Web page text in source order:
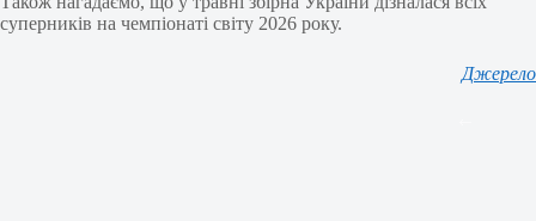
суперників на чемпіонаті світу 2026 року.
Джерело